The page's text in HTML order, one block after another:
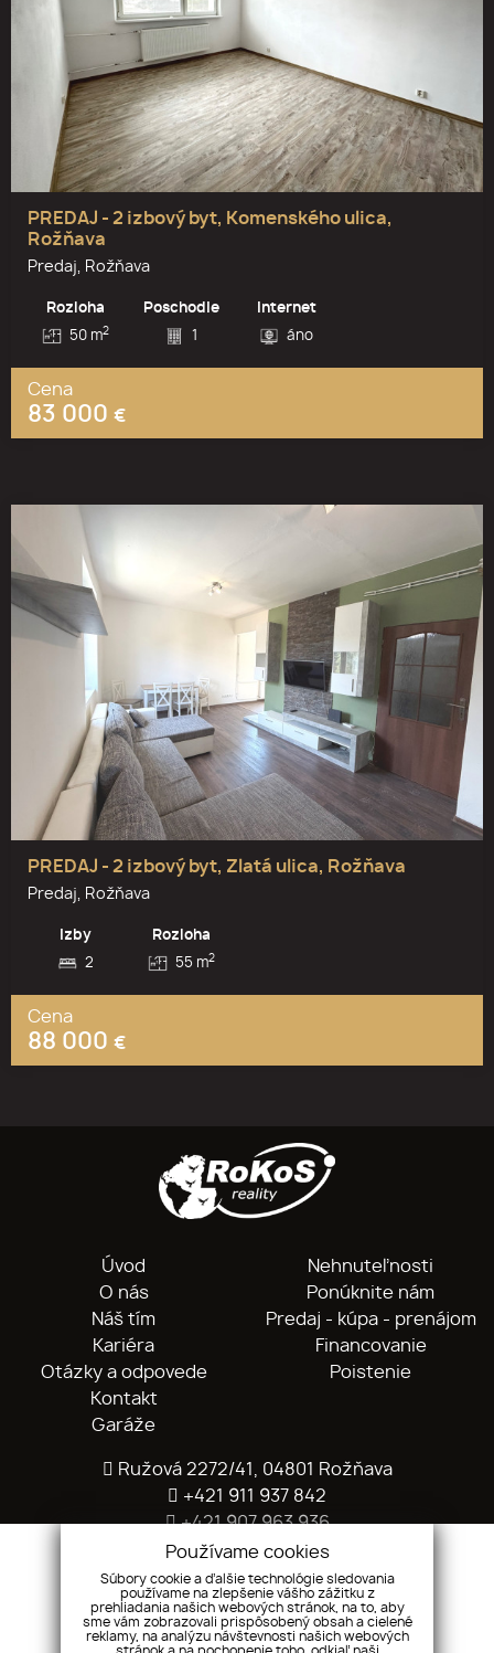
PREDAJ - 2 izbový byt, Komenského ulica,
Rožňava
Predaj, Rožňava
Rozloha
50 m2
Poschodie
Internet
áno
Cena
83 000 €
PREDAJ - 2 izbový byt, Zlatá ulica, Rožňava
Predaj, Rožňava
Izby
2
Rozloha
55 m2
Cena
88 000 €
Úvod
O nás
Náš tím
Kariéra
Otázky a odpovede
Kontakt
Garáže
Nehnuteľnosti
Ponúknite nám
Predaj - kúpa - prenájom
Financovanie
Poistenie
Ružová 2272/41, 04801 Rožňava
+421 911 937 842
+421 907 963 936
info@rokos.sk
Používame cookies
Súbory cookie a ďalšie technológie sledovania
používame na zlepšenie vášho zážitku z
prehliadania našich webových stránok, na to, aby
sme vám zobrazovali prispôsobený obsah a cielené
reklamy, na analýzu návštevnosti našich webových